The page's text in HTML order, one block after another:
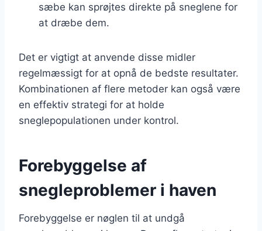
sæbe kan sprøjtes direkte på sneglene for
at dræbe dem.
Det er vigtigt at anvende disse midler
regelmæssigt for at opnå de bedste resultater.
Kombinationen af flere metoder kan også være
en effektiv strategi for at holde
sneglepopulationen under kontrol.
Forebyggelse af
snegleproblemer i haven
Forebyggelse er nøglen til at undgå